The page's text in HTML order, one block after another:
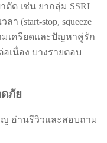
ด เช่น ยากลุ่ม SSRI
(start-stop, squeeze
มเครียดและปัญหาคู่รัก
เนื่อง บางรายตอบ
ภัย
อ่านรีวิวและสอบถาม